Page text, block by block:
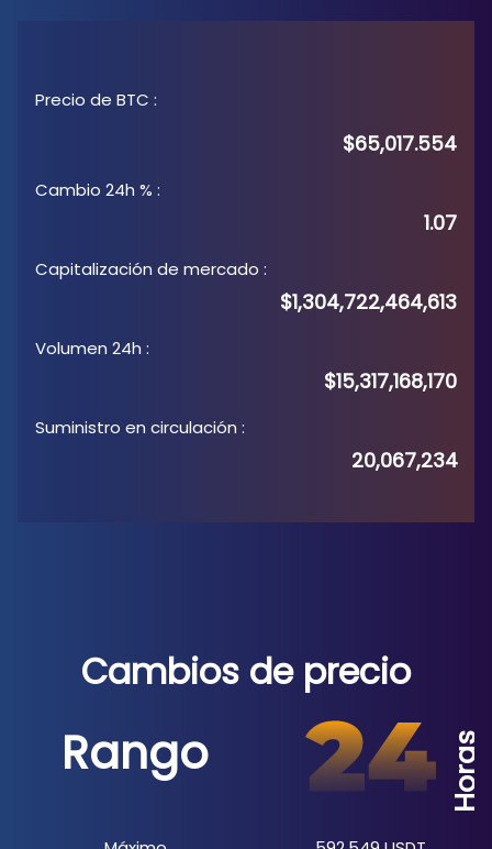
Precio de BTC :
$65,017.554
Cambio 24h % :
1.07
Capitalización de mercado :
$1,304,722,464,613
Volumen 24h :
$15,317,168,170
Suministro en circulación :
20,067,234
Cambios de precio
Rango Horas